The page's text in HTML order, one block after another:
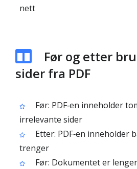
nett
Før og etter
sider fra PDF
Før: PDF‑en inneholder
irrelevante sider
Etter: PDF‑en inneholder
trenger
Før: Dokumentet er